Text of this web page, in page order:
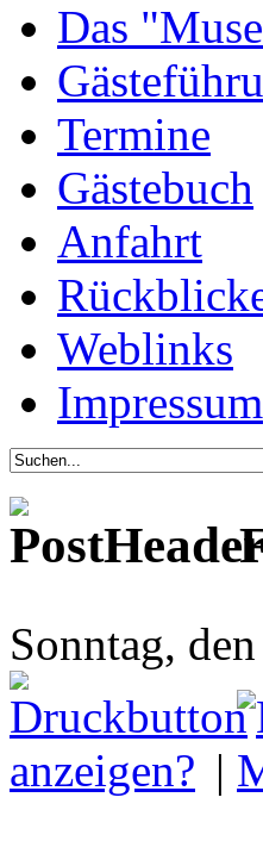
Das
Termine
Gästebuch
Anfahrt
Weblinks
Impressum
Sonntag,
|